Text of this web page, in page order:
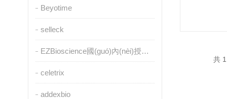
Beyotime
selleck
EZBioscience國(guó)內(nèi)授權(quán)代理
celetrix
addexbio
共